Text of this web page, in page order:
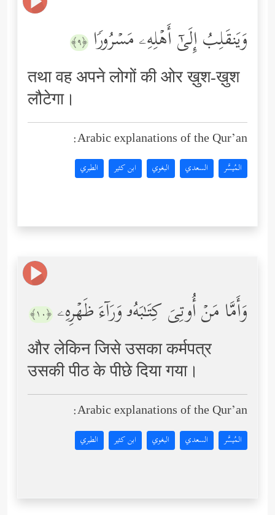
وَیَنقَلِبُ إِلَىٰۤ أَهۡلِهِۦ مَسۡرُورࣰا ﴿٩﴾
तथा वह अपने लोगों की ओर ख़ुश-ख़ुश
लौटेगा।
Arabic explanations of the Qur’an:
المُيسَّر السعدي البغوي ابن كثير الطبري
وَأَمَّا مَنۡ أُوتِیَ كِتَـٰبَهُۥ وَرَاۤءَ ظَهۡرِهِۦ ﴿١٠﴾
और लेकिन जिसे उसका कर्मपत्र
उसकी पीठ के पीछे दिया गया।
Arabic explanations of the Qur’an:
المُيسَّر السعدي البغوي ابن كثير الطبري